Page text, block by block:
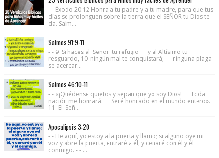
- - Éxodo 20:12 Honra a tu padre y a tu madre, para que tus
días se prolonguen sobre la tierra que el SEÑOR tu Dios te
da. Salm...
Salmos 91:9-11
- - 9 Si haces al Señor tu refugio y al Altísimo tu
resguardo, 10 ningún mal te conquistará; ninguna plaga
se acercar...
Salmos 46:10-11
- - «¡Quédense quietos y sepan que yo soy Dios! Toda
nación me honrará. Seré honrado en el mundo entero».
11 El Señ...
Apocalipsis 3:20
- - He aquí, yo estoy a la puerta y llamo; si alguno oye mi
voz y abre la puerta, entraré a él, y cenaré con él y él
conmigo. - - ...